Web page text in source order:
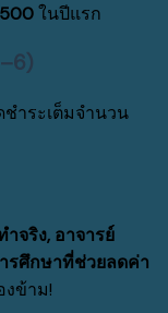
ในปีแรก
ำระเต็มจำนวน
จริง, อาจารย์
รศึกษาที่ช่วยลดค่า
งข้าม!